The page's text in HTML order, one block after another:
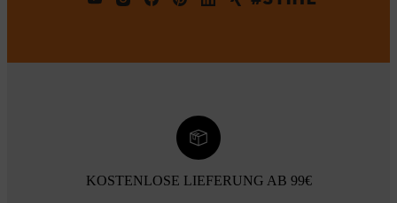
KOSTENLOSE LIEFERUNG AB 99€